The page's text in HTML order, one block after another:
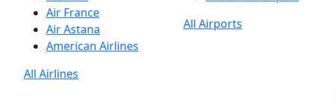
Air France
Air Astana
American Airlines
All Airlines
All Airports